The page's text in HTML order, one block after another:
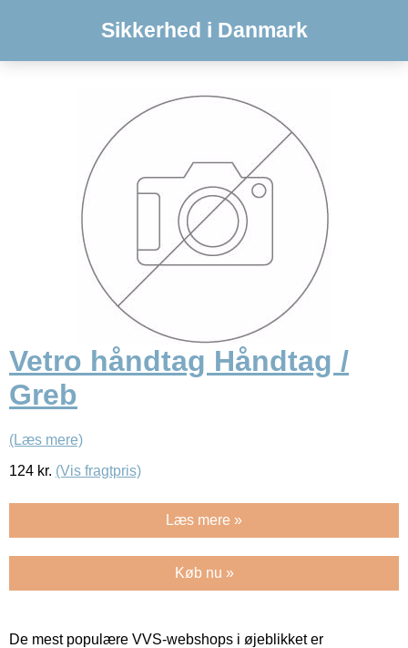
Sikkerhed i Danmark
Vetro håndtag Håndtag /
Greb
(Læs mere)
124 kr. (Vis fragtpris)
Læs mere »
Køb nu »
De mest populære VVS-webshops i øjeblikket er